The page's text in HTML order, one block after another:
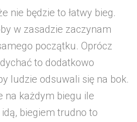
nie będzie to łatwy bieg.
w zasadzie zaczynam
początku. Oprócz
to dodatkowo
ludzie odsuwali się na bok.
na każdym biegu ile
biegiem trudno to